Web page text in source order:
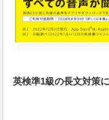
英検準1級の長文対策